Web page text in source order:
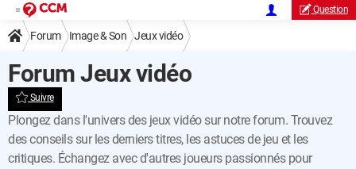
Question
Forum Image & Son Jeux vidéo
Forum Jeux vidéo
Suivre
Plongez dans l'univers des jeux vidéo sur notre forum. Trouvez
des conseils sur les derniers titres, les astuces de jeu et les
critiques. Échangez avec d'autres joueurs passionnés pour